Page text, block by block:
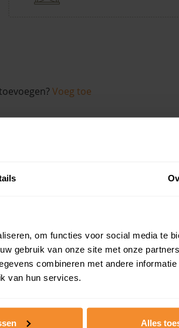
om functies voor social media te
gebruik van onze site met onze
combineren met andere
van hun services.
Alles
Voeg toe
942 m2 30 juni 2026
157 m2